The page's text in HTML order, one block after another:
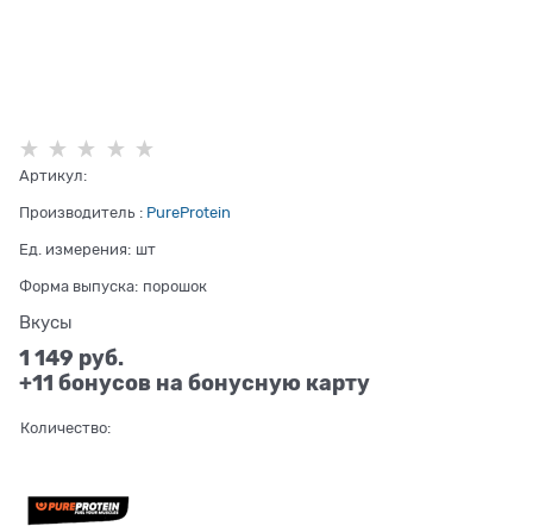
Артикул:
Производитель : PureProtein
Ед. измерения: шт
Форма выпуска: порошок
Вкусы
1 149 руб.
+11 бонусов на бонусную карту
Количество: